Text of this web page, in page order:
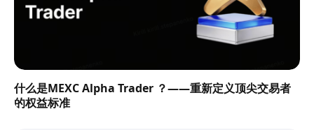
什么是MEXC Alpha Trader ？——重新定义顶尖交易者
的权益标准